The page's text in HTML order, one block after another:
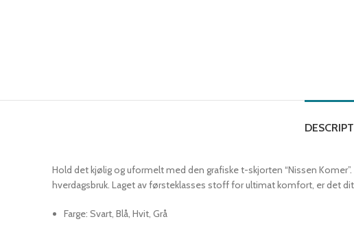
Hold det kjølig og uformelt med den grafiske t-skjorten “Nissen
hverdagsbruk. Laget av førsteklasses stoff for ultimat komfort, er det
Farge: Svart, Blå, Hvit, Grå